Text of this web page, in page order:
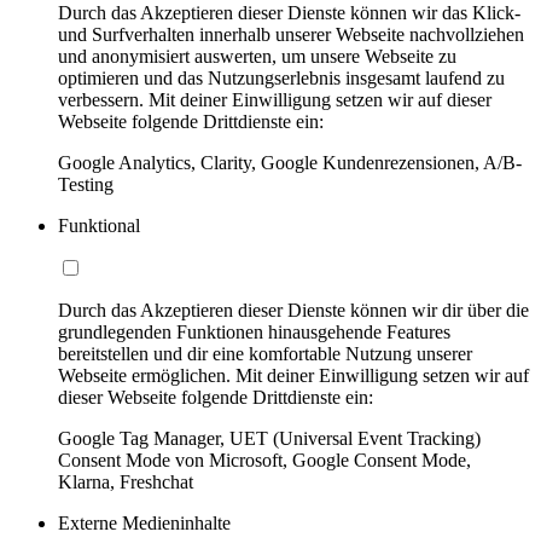
Durch das Akzeptieren dieser Dienste können wir das Klick-
und Surfverhalten innerhalb unserer Webseite nachvollziehen
und anonymisiert auswerten, um unsere Webseite zu
optimieren und das Nutzungserlebnis insgesamt laufend zu
verbessern. Mit deiner Einwilligung setzen wir auf dieser
Webseite folgende Drittdienste ein:
Google Analytics, Clarity, Google Kundenrezensionen, A/B-
Testing
Funktional
Durch das Akzeptieren dieser Dienste können wir dir über die
grundlegenden Funktionen hinausgehende Features
bereitstellen und dir eine komfortable Nutzung unserer
Webseite ermöglichen. Mit deiner Einwilligung setzen wir auf
dieser Webseite folgende Drittdienste ein:
Google Tag Manager, UET (Universal Event Tracking)
Consent Mode von Microsoft, Google Consent Mode,
Klarna, Freshchat
Externe Medieninhalte